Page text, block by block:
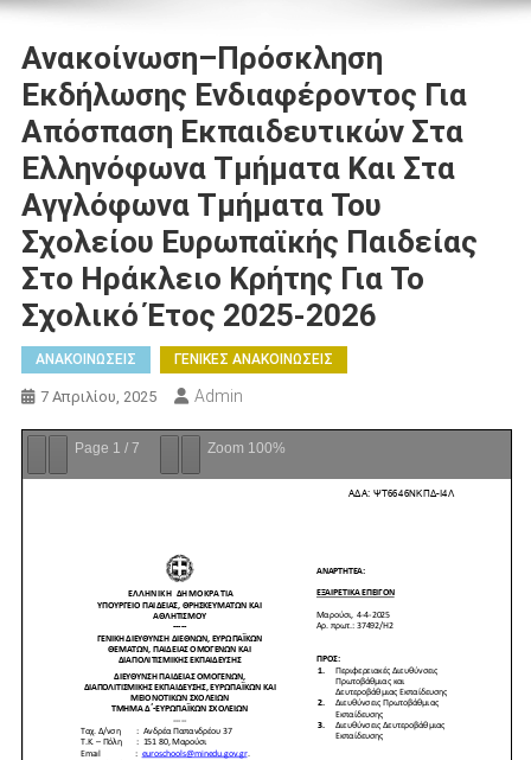
Ανακοίνωση–Πρόσκληση
Εκδήλωσης Ενδιαφέροντος Για
Απόσπαση Εκπαιδευτικών Στα
Ελληνόφωνα Τμήματα Και Στα
Αγγλόφωνα Τμήματα Του
Σχολείου Ευρωπαϊκής Παιδείας
Στο Ηράκλειο Κρήτης Για Το
Σχολικό Έτος 2025-2026
ΑΝΑΚΟΙΝΩΣΕΙΣ ΓΕΝΙΚΕΣ ΑΝΑΚΟΙΝΩΣΕΙΣ
7 Απριλίου, 2025 Admin
Page 1 / 7 Zoom 100%